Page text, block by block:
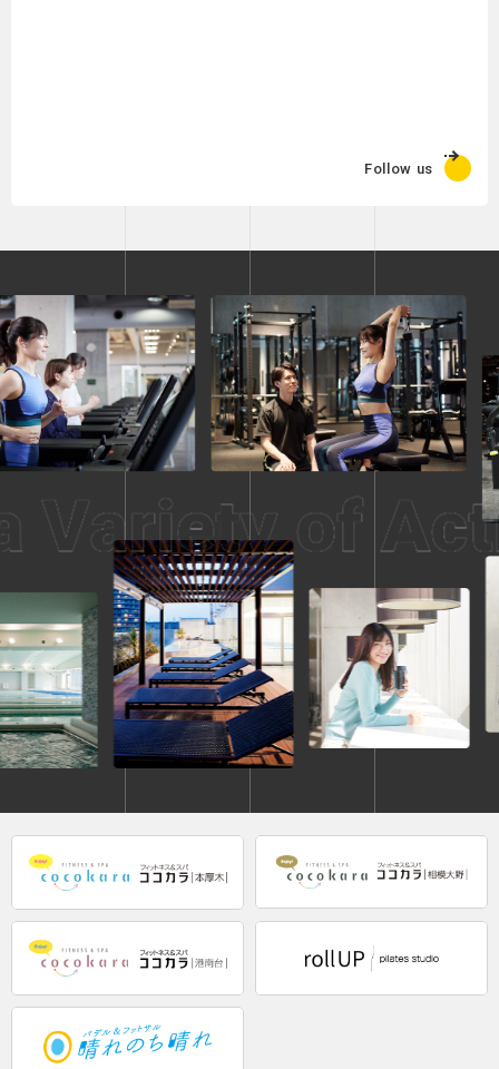
Follow us